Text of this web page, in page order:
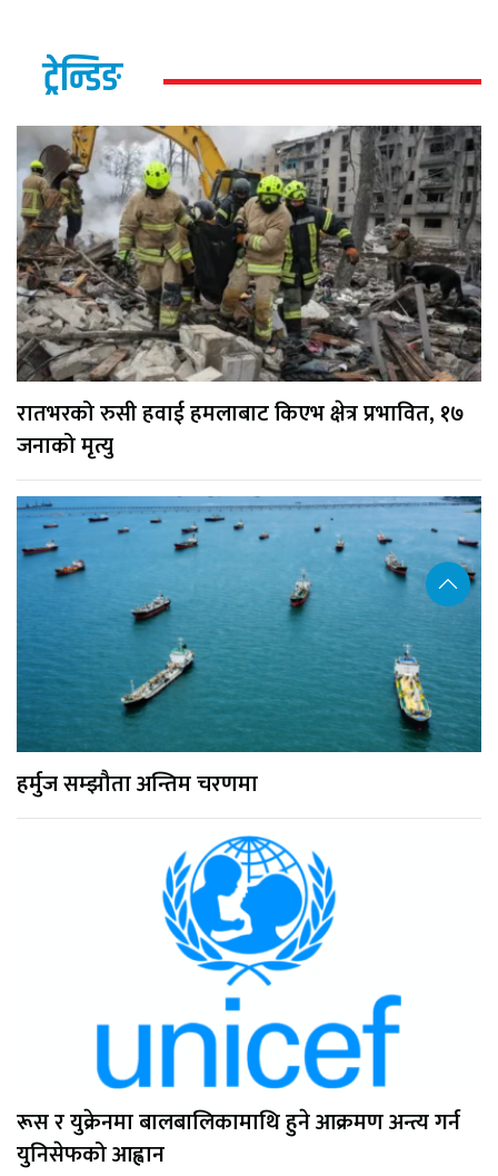
ट्रेन्डिङ
रातभरको रुसी हवाई हमलाबाट किएभ क्षेत्र प्रभावित, १७
जनाको मृत्यु
हर्मुज सम्झौता अन्तिम चरणमा
रूस र युक्रेनमा बालबालिकामाथि हुने आक्रमण अन्त्य गर्न
युनिसेफको आह्वान